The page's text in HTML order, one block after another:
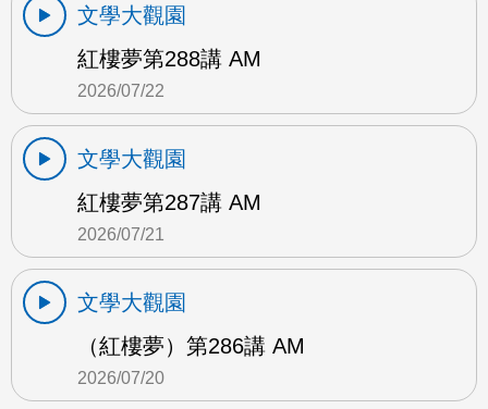
文學大觀園
紅樓夢第288講 AM
2026/07/22
文學大觀園
紅樓夢第287講 AM
2026/07/21
文學大觀園
（紅樓夢）第286講 AM
2026/07/20